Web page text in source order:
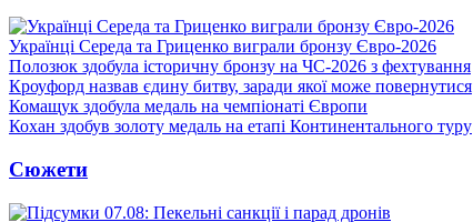
Українці Середа та Гриценко виграли бронзу Євро-2026
Полозюк здобула історичну бронзу на ЧС-2026 з фехтування
Кроуфорд назвав єдину битву, заради якої може повернутися
Комащук здобула медаль на чемпіонаті Європи
Кохан здобув золоту медаль на етапі Континентального туру
Сюжети